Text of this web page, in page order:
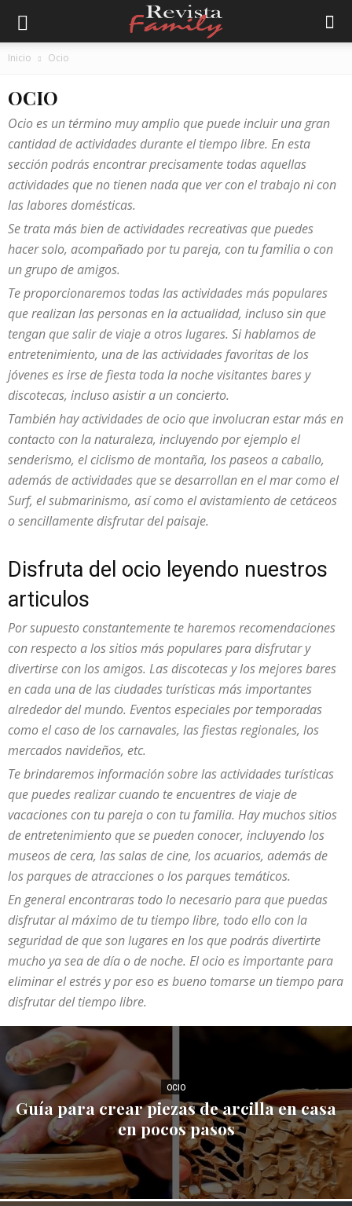
Inicio Ocio
OCIO
Ocio es un término muy amplio que puede incluir una gran
cantidad de actividades durante el tiempo libre. En esta
sección podrás encontrar precisamente todas aquellas
actividades que no tienen nada que ver con el trabajo ni con
las labores domésticas.
Se trata más bien de actividades recreativas que puedes
hacer solo, acompañado por tu pareja, con tu familia o con
un grupo de amigos.
Te proporcionaremos todas las actividades más populares
que realizan las personas en la actualidad, incluso sin que
tengan que salir de viaje a otros lugares. Si hablamos de
entretenimiento, una de las actividades favoritas de los
jóvenes es irse de fiesta toda la noche visitantes bares y
discotecas, incluso asistir a un concierto.
También hay actividades de ocio que involucran estar más en
contacto con la naturaleza, incluyendo por ejemplo el
senderismo, el ciclismo de montaña, los paseos a caballo,
además de actividades que se desarrollan en el mar como el
Surf, el submarinismo, así como el avistamiento de cetáceos
o sencillamente disfrutar del paisaje.
Disfruta del ocio leyendo nuestros
articulos
Por supuesto constantemente te haremos recomendaciones
con respecto a los sitios más populares para disfrutar y
divertirse con los amigos. Las discotecas y los mejores bares
en cada una de las ciudades turísticas más importantes
alrededor del mundo. Eventos especiales por temporadas
como el caso de los carnavales, las fiestas regionales, los
mercados navideños, etc.
Te brindaremos información sobre las actividades turísticas
que puedes realizar cuando te encuentres de viaje de
vacaciones con tu pareja o con tu familia. Hay muchos sitios
de entretenimiento que se pueden conocer, incluyendo los
museos de cera, las salas de cine, los acuarios, además de
los parques de atracciones o los parques temáticos.
En general encontraras todo lo necesario para que puedas
disfrutar al máximo de tu tiempo libre, todo ello con la
seguridad de que son lugares en los que podrás divertirte
mucho ya sea de día o de noche. El ocio es importante para
eliminar el estrés y por eso es bueno tomarse un tiempo para
disfrutar del tiempo libre.
OCIO
Guía para crear piezas de arcilla en casa
en pocos pasos